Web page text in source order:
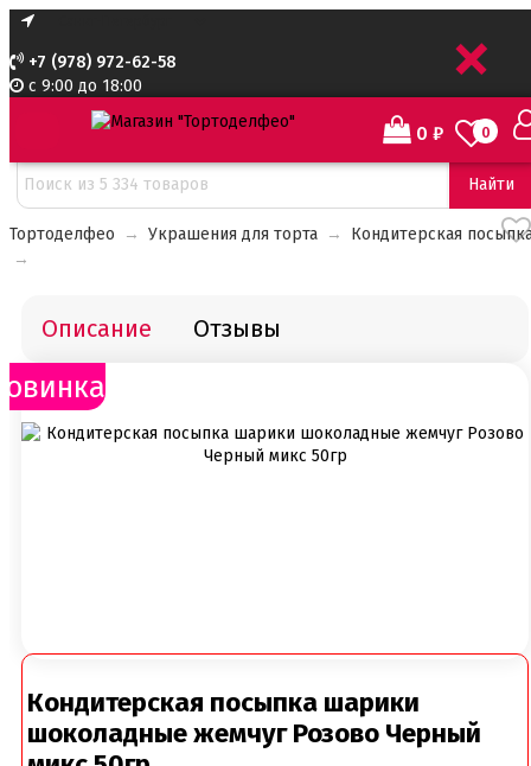
+7 (978) 972-62-58
с 9:00 до 18:00
0
0 ₽
Найти
Тортоделфео → Украшения для торта →
Кондитерская
→
Описание Отзывы
Кондитерская посыпка шарики
шоколадные жемчуг Розово Черный
+